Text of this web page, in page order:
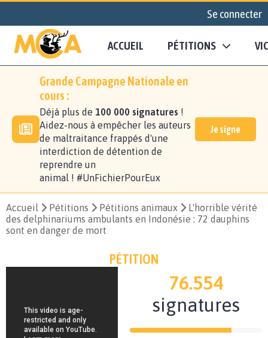
Se connecter
ACCUEIL PÉTITIONS
Grande Campagne Nationale en
cours :
Déjà plus de 100 000 signatures !
Aidez-nous à empêcher les auteurs
de maltraitance frappés d'une
interdiction de détention de
reprendre un
animal ! #UnFichierPourEux
Je signe
Accueil Pétitions Pétitions animaux
L'horrible vérité
des delphinariums ambulants en Indonésie : 72 dauphins
sont en danger de mort
PÉTITION
76.554
signatures